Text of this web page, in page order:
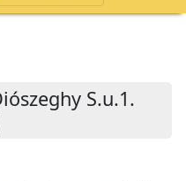
S.u.1.